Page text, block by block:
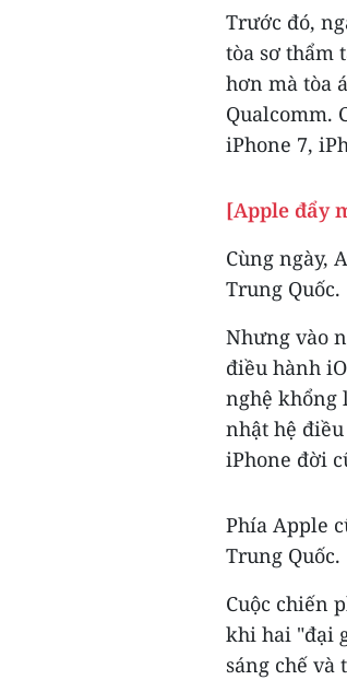
Trước đó,
tòa sơ thẩm
hơn mà tòa
Qualcomm.
iPhone 7,
[Apple đẩy
Cùng ngày,
Trung Quốc.
Nhưng vào
điều hành
nghệ khổng
nhật hệ
iPhone đời
Phía Apple
Trung Quốc.
Cuộc chiến
khi hai "đại
sáng chế và